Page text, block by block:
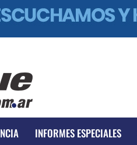
INFORMES ESPECIALES